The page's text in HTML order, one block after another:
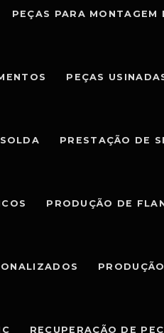
PEÇAS PARA MONTAGEM
PEÇAS
PRESTAÇÃO DE
PRODUÇÃO DE
RECUPERAÇÃO DE